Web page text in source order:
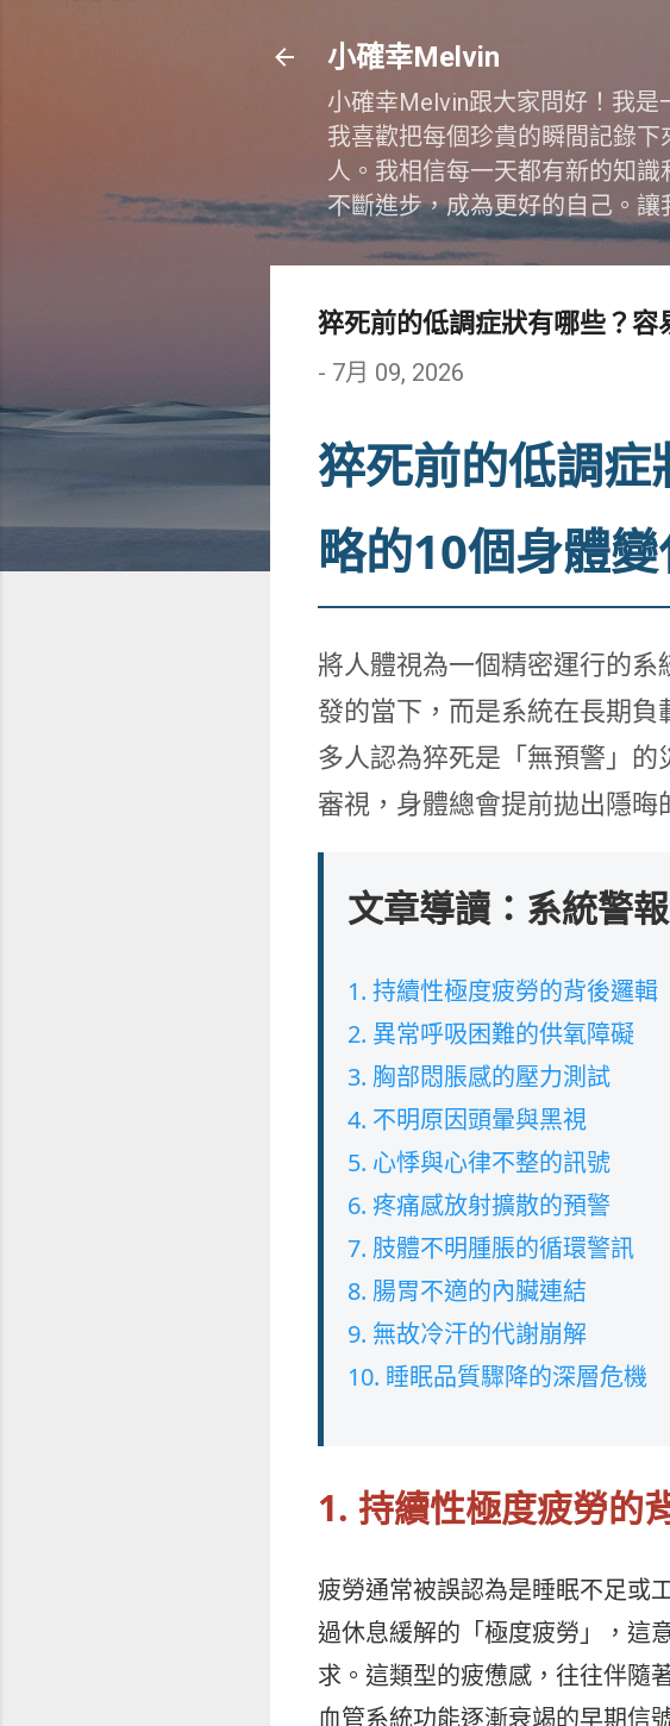
小確幸Melvin
小確幸Melvin跟大家問好！我
我喜歡把每個珍貴的瞬間記錄
人。我相信每一天都有新的知
不斷進步，成為更好的自己。讓
猝死前的低調症狀有哪些？
- 7月 09, 2026
猝死前的低調
略的10個身體
將人體視為一個精密運行的
發的當下，而是系統在長期
多人認為猝死是「無預警」
審視，身體總會提前拋出隱晦
文章導讀：系統警
1. 持續性極度疲勞的背後邏輯
2. 異常呼吸困難的供氧障礙
3. 胸部悶脹感的壓力測試
4. 不明原因頭暈與黑視
5. 心悸與心律不整的訊號
6. 疼痛感放射擴散的預警
7. 肢體不明腫脹的循環警訊
8. 腸胃不適的內臟連結
9. 無故冷汗的代謝崩解
10. 睡眠品質驟降的深層危機
1. 持續性極度疲勞的
疲勞通常被誤認為是睡眠不足或
過休息緩解的「極度疲勞」，這
求。這類型的疲憊感，往往伴隨
血管系統功能逐漸衰竭的早期信